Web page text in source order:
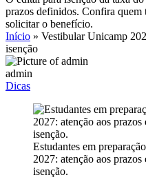
prazos definidos. Confira quem
solicitar o benefício.
Início » Vestibular Unicamp
isenção
admin
Dicas
Estudantes em
2027: atenção aos
isenção.